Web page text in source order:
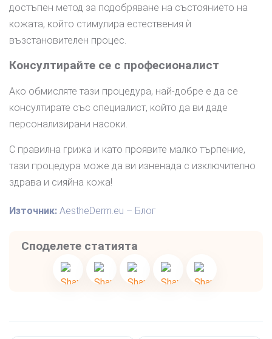
достъпен метод за подобряване на състоянието на
кожата, който стимулира естествения ѝ
възстановителен процес.
Консултирайте се с професионалист
Ако обмисляте тази процедура, най-добре е да се
консултирате със специалист, който да ви даде
персонализирани насоки.
С правилна грижа и като проявите малко търпение,
тази процедура може да ви изненада с изключително
здрава и сияйна кожа!
Източник: AestheDerm.eu – Блог
Споделете статията